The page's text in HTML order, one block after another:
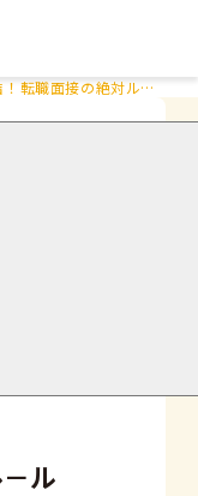
転職面接の絶対ル－ル
ル